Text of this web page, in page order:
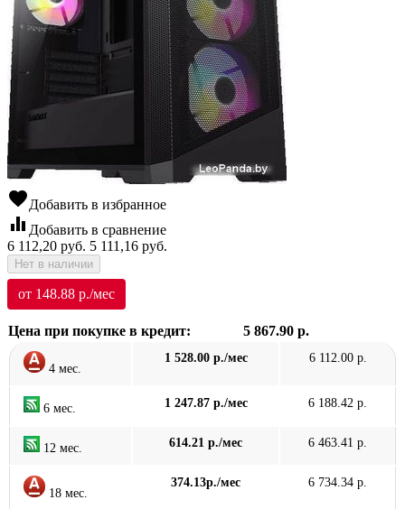
favoriteДобавить в избранное
equalizer Добавить в сравнение
6 112,20 руб. 5 111,16 руб.
Нет в наличии
от 148.88 р./мес
Цена при покупке в кредит: 5 867.90 р.
4 мес.
1 528.00 р./мес 6 112.00 р.
6 мес. 1 247.87 р./мес 6 188.42 р.
12 мес. 614.21 р./мес 6 463.41 р.
18 мес.
374.13р./мес 6 734.34 р.